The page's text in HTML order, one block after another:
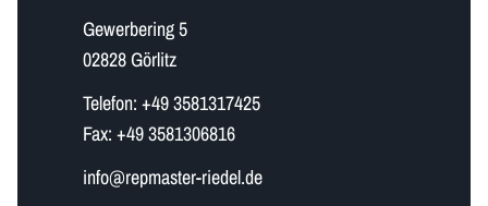
Gewerbering 5
02828 Görlitz
Telefon: +49 3581317425
Fax: +49 3581306816
i​n​f​o​@repmaster-riedel.de